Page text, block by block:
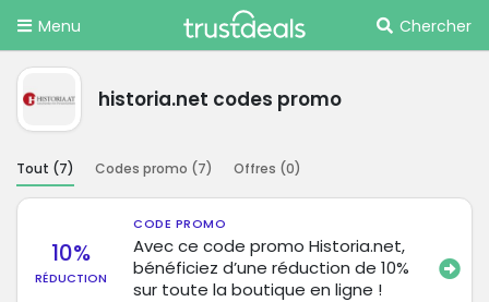
Menu Chercher
historia.net codes promo
Tout (7) Codes promo (7) Offres (0)
10%
RÉDUCTION
CODE PROMO
Avec ce code promo Historia.net,
bénéficiez d’une réduction de 10%
sur toute la boutique en ligne !